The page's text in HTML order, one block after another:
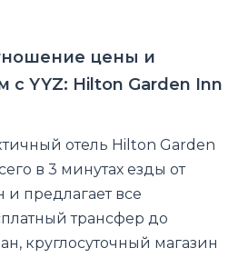
цены и
с YYZ: Hilton Garden Inn
отель Hilton Garden
в 3 минутах езды от
и предлагает все
трансфер до
круглосуточный магазин